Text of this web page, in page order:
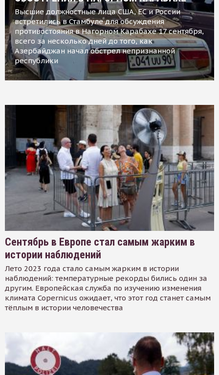
Высшие должностные лица США, ЕС и России
встретились в Стамбуле для обсуждения
противостояния в Нагорном Карабахе 17 сентября,
всего за несколько дней до того, как
Азербайджан начал обстрел непризнанной
республики
Сентябрь в Европе стал самым жарким в
истории наблюдений
Лето 2023 года стало самым жарким в истории
наблюдений: температурные рекорды бились один за
другим. Европейская служба по изучению изменения
климата Copernicus ожидает, что этот год станет самым
тёплым в истории человечества